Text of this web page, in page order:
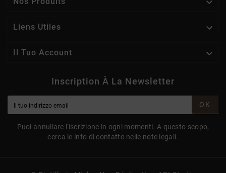

Liens Utiles 
Il Tuo Account 
Inscription À La Newsletter
OK
Puoi annullare l'iscrizione in ogni momenti. A questo scopo,
cerca le info di contatto nelle note legali.